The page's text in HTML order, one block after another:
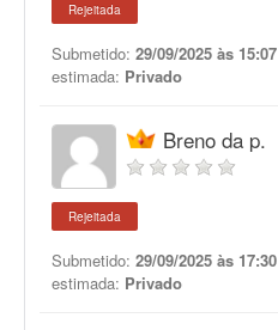
Rejeitada
Submetido: 29/09/2025 às 15:07
estimada: Privado
Breno da p.
Rejeitada
Submetido: 29/09/2025 às 17:30
estimada: Privado